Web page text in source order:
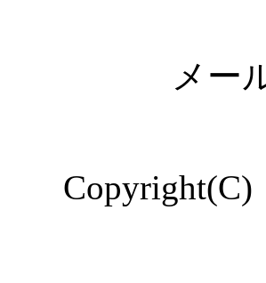
メー